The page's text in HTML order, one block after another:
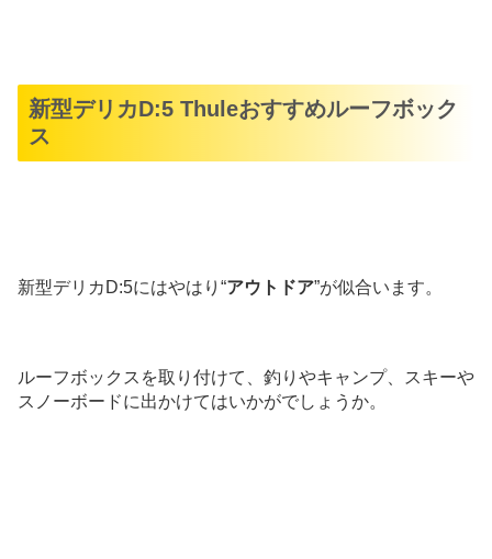
新型デリカD:5 Thuleおすすめルーフボック
ス
新型デリカD:5にはやはり“アウトドア”が似合います。
ルーフボックスを取り付けて、釣りやキャンプ、スキーや
スノーボードに出かけてはいかがでしょうか。